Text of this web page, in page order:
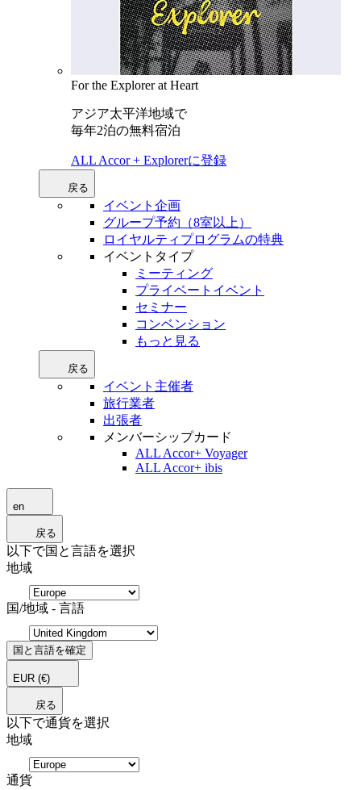
For the Explorer at Heart
アジア太平洋地域で
毎年2泊の無料宿泊
ALL Accor + Explorerに登録
戻る
イベント企画
グループ予約（8室以上）
ロイヤルティプログラムの特典
イベントタイプ
ミーティング
プライベートイベント
セミナー
コンベンション
もっと見る
戻る
イベント主催者
旅行業者
出張者
メンバーシップカード
ALL Accor+ Voyager
ALL Accor+ ibis
en
戻る
以下で国と言語を選択
地域
国/地域 - 言語
国と言語を確定
EUR (€)
戻る
以下で通貨を選択
地域
通貨